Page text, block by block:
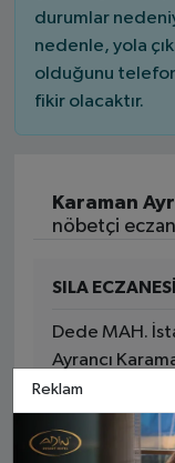
durumlar
nedenle, yola
olduğunu
fikir olacaktır.
Karaman
nöbetçi
SILA ECZANESİ
Dede MAH.
Ayrancı
Yol Tarifi Al
Reklam